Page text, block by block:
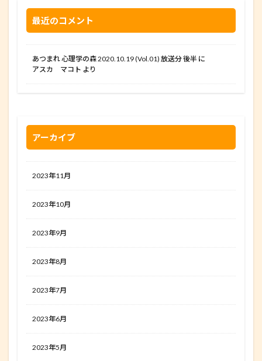
最近のコメント
あつまれ 心理学の森 2020.10.19 (Vol.01) 放送分 後半 に
アスカ マコト より
アーカイブ
2023年11月
2023年10月
2023年9月
2023年8月
2023年7月
2023年6月
2023年5月